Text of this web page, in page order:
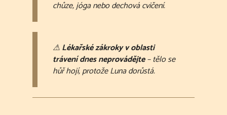
chůze, jóga nebo dechová cvičení.
⚠Lékařské zákroky v oblasti
trávení dnes neprovádějte– tělo se
hůř hojí, protože Luna dorůstá.